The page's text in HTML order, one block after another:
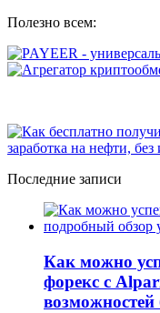
Полезно всем:
Последние записи
Как можно
форекс с
возможностей